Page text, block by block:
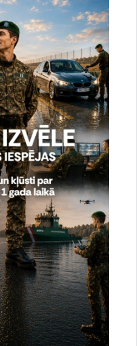
darbību un
ID, kas tiek izmantots
iegūšanai par to, kā
vietni.
(nepieciešamas, lai
darbību un
Analytics, lai samazinātu
(nepieciešamas, lai